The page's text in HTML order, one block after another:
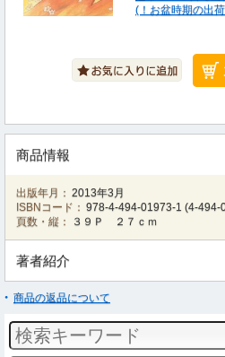
(！お盆時期の出
商品情報
出版年月： 2013年3月
ISBNコード： 978-4-494-01973-1 (4-494-
頁数・縦：
３９Ｐ ２７ｃｍ
著者紹介
商品の返品について